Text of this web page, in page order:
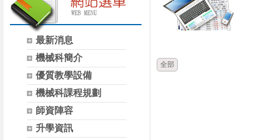
最新消息
機械科簡介
優質教學設備
機械科課程規劃
師資陣容
升學資訊
全部